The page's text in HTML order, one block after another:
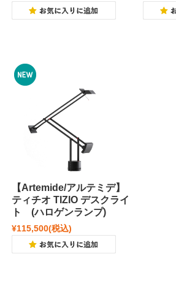
【Artemide/アルテミデ】
ティチオ TIZIO デスクライ
ト (ハロゲンランプ)
¥115,500(税込)